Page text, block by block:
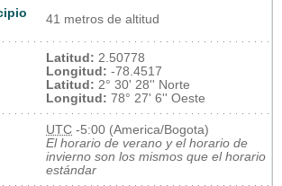
41 metros de altitud
Latitud: 2.50778
Longitud: -78.4517
Latitud: 2° 30' 28'' Norte
Longitud: 78° 27' 6'' Oeste
UTC -5:00 (America/Bogota)
El horario de verano y el horario de
invierno son los mismos que el horario
estándar